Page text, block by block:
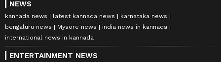
NEWS
kannada news latest kannada news
karnataka news
bengaluru news
Mysore news
india news in kannada
international news in kannada
ENTERTAINMENT NEWS